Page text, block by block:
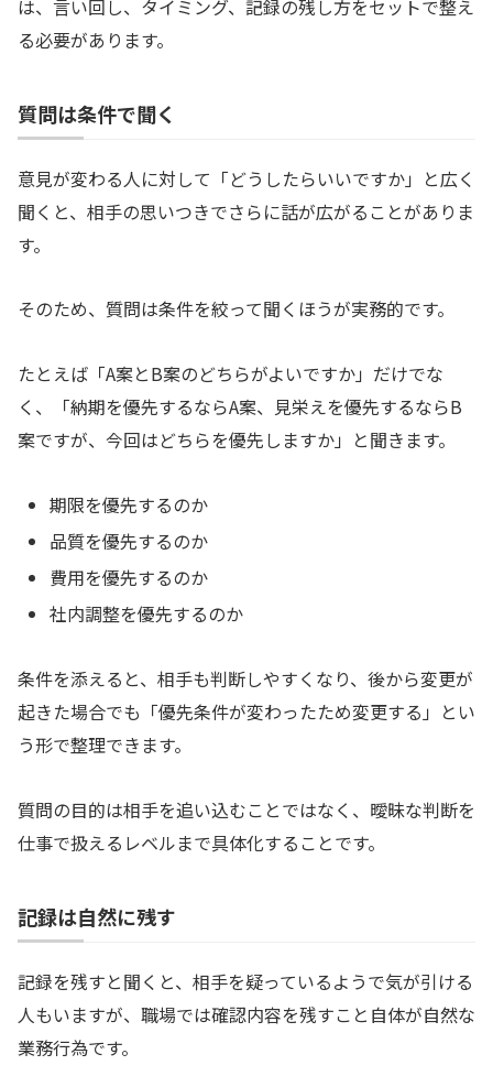
は、言い回し、タイミング、記録の残し方をセットで整え
る必要があります。
質問は条件で聞く
意見が変わる人に対して「どうしたらいいですか」と広く
聞くと、相手の思いつきでさらに話が広がることがありま
す。
そのため、質問は条件を絞って聞くほうが実務的です。
たとえば「A案とB案のどちらがよいですか」だけでな
く、「納期を優先するならA案、見栄えを優先するならB
案ですが、今回はどちらを優先しますか」と聞きます。
期限を優先するのか
品質を優先するのか
費用を優先するのか
社内調整を優先するのか
条件を添えると、相手も判断しやすくなり、後から変更が
起きた場合でも「優先条件が変わったため変更する」とい
う形で整理できます。
質問の目的は相手を追い込むことではなく、曖昧な判断を
仕事で扱えるレベルまで具体化することです。
記録は自然に残す
記録を残すと聞くと、相手を疑っているようで気が引ける
人もいますが、職場では確認内容を残すこと自体が自然な
業務行為です。